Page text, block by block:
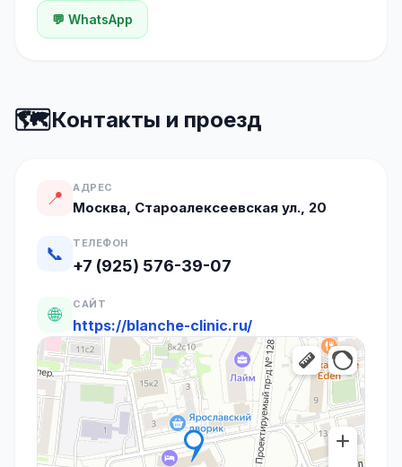
💬 WhatsApp
🗺️Контакты и проезд
📍 АДРЕС
Москва, Староалексеевская ул., 20
📞 ТЕЛЕФОН
+7 (925) 576-39-07
🌐 САЙТ
https://blanche-clinic.ru/